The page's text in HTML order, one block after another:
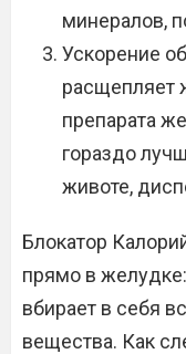
минералов,
Ускорение
расщепляет
препарата
гораздо
животе,
Блокатор
прямо в желудке:
вбирает в себя
вещества. Как